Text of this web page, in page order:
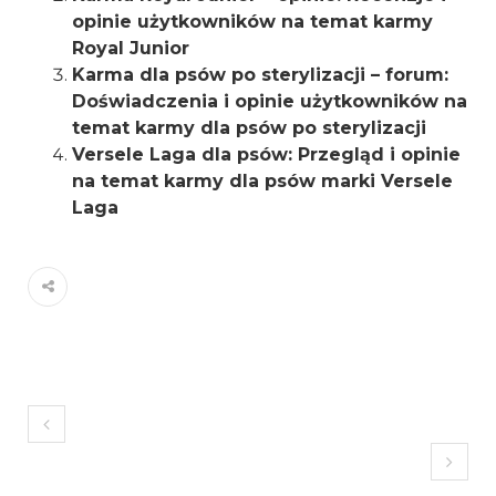
opinie użytkowników na temat karmy
Royal Junior
Karma dla psów po sterylizacji – forum:
Doświadczenia i opinie użytkowników na
temat karmy dla psów po sterylizacji
Versele Laga dla psów: Przegląd i opinie
na temat karmy dla psów marki Versele
Laga